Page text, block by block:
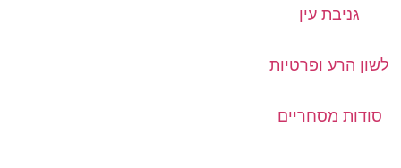
גניבת עין
לשון הרע ופרטיות
סודות מסחריים